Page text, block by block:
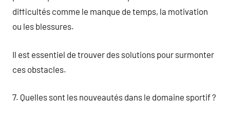
difficultés comme le manque de temps, la motivation
ou les blessures.
Il est essentiel de trouver des solutions pour surmonter
ces obstacles.
7. Quelles sont les nouveautés dans le domaine sportif ?